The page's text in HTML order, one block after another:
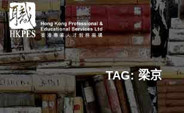
TAG: 梁京